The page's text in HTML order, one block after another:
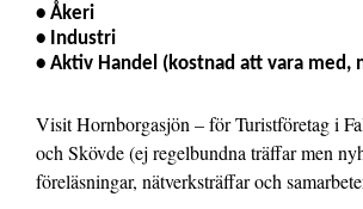
• Åkeri
• Industri
• Aktiv Handel (kostnad att vara med,
Visit Hornborgasjön – för Turistföretag i
och Skövde (ej regelbundna träffar men
föreläsningar, nätverksträffar och